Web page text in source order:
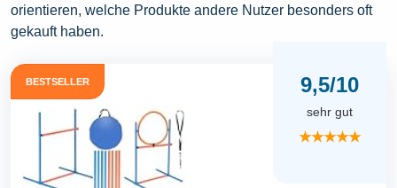
orientieren, welche Produkte andere Nutzer besonders oft
gekauft haben.
BESTSELLER 9,5/10
sehr gut
★★★★★